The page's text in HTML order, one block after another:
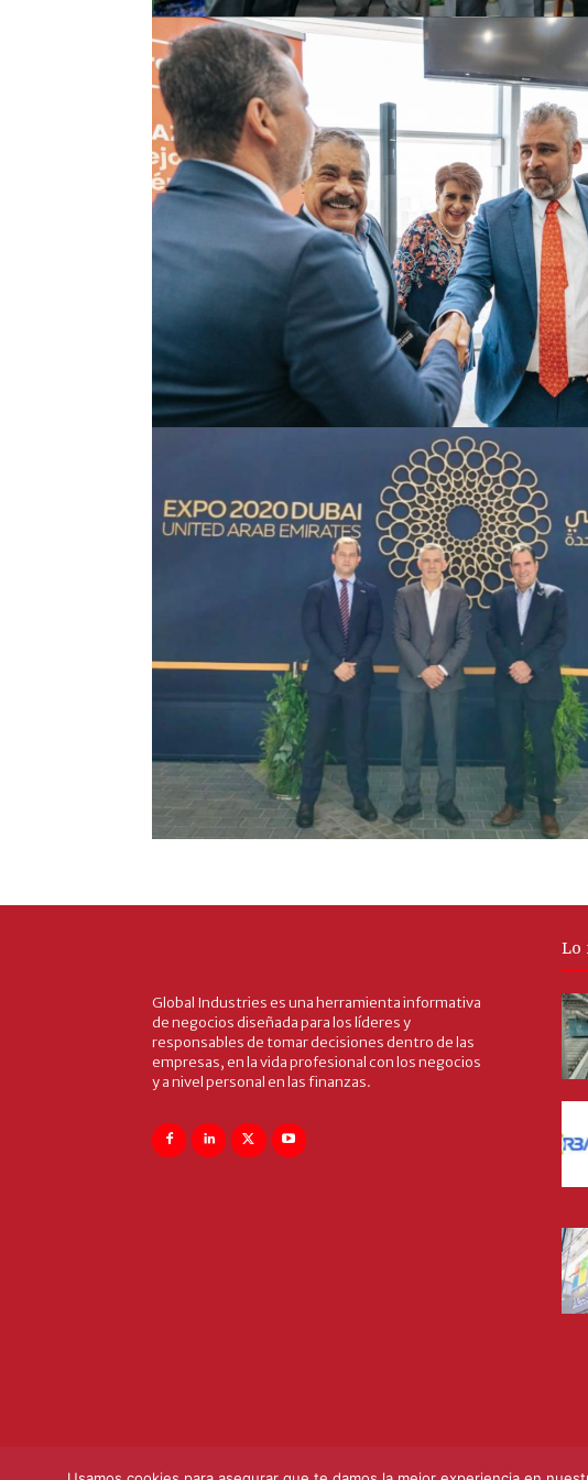
Global Industries es una herramienta informativa
de negocios diseñada para los líderes y
responsables de tomar decisiones dentro de las
empresas, en la vida profesional con los negocios
y a nivel personal en las finanzas.
Lo